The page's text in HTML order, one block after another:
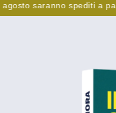
saranno spediti a